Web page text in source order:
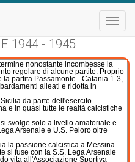
Toggle
1944 - 1945
nonostante incombesse la
regolare di alcune partite. Proprio
partita Passamonte - Catania 1-3,
alleati e ridotta in
da parte dell'esercito
e in quasi tutte le realtà calcistiche
svolge solo a livello amatoriale e
Arsenale e U.S. Peloro oltre
la passione calcistica a Messina
si fuse con la S.S. Lega Arsenale
vita all'Associazione Sportiva